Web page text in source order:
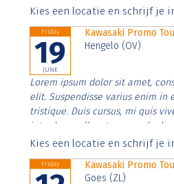
Aenean faucibus nibh et justo
Kies een locatie en schrijf je
Friday
19
JUNE
Kawasaki Promo
Hengelo (OV)
Lorem ipsum dolor sit amet,
elit. Suspendisse varius enim in
tristique. Duis cursus, mi quis
interdum nulla, ut commodo
Aenean faucibus nibh et justo
Kies een locatie en schrijf je
Friday
Kawasaki Promo
Goes (ZL)